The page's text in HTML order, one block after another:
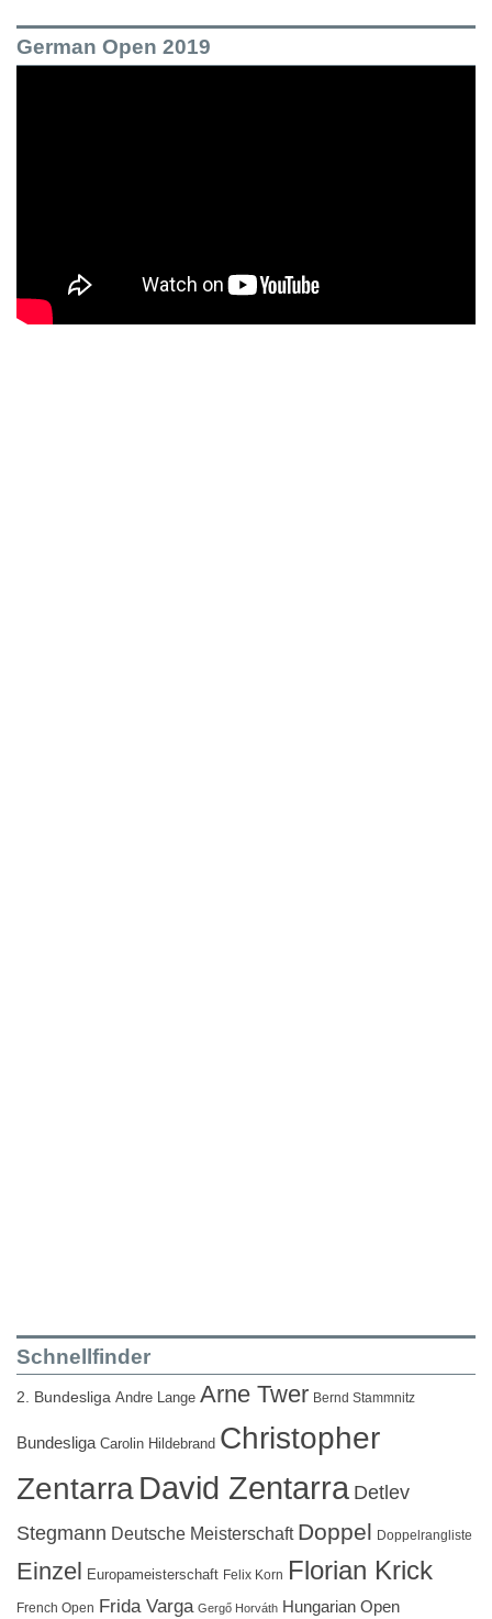
German Open 2019
Schnellfinder
2. Bundesliga Andre Lange Arne Twer Bernd Stammnitz
Bundesliga Carolin Hildebrand Christopher
ZentarraDavid Zentarra Detlev
Stegmann Deutsche Meisterschaft Doppel Doppelrangliste
Einzel Europameisterschaft Felix Korn Florian Krick
French Open Frida Varga Gergő Horváth Hungarian Open